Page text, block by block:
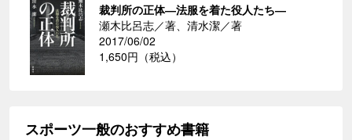
裁判所の正体―法服を着た役人たち―
瀬木比呂志／著、清水潔／著
2017/06/02
1,650円（税込）
スポーツ一般のおすすめ書籍